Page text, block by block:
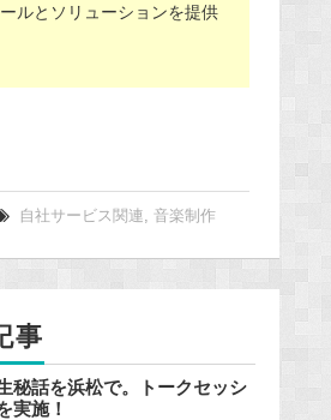
ルとソリューションを提供
自社サービス関連 音楽制作
事
秘話を浜松で。トークセッシ
実施！